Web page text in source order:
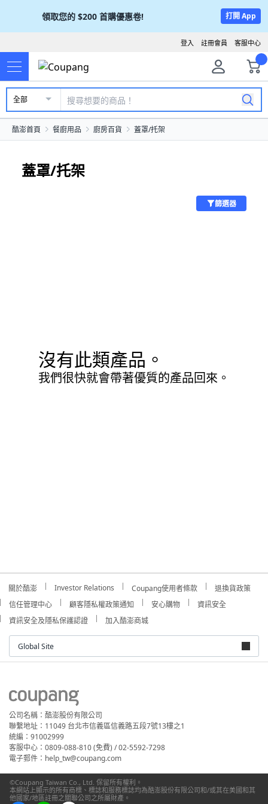
領取您的 $200 首購優惠卷! 打開 App
客服中心
註冊會員
登入
全部
酷澎首頁 餐廚用品 廚房百貨 蓋罩/托架
蓋罩/托架
篩選器
沒有此類產品。
我們很快就會帶著優質的產品回來。
關於酷澎 Investor Relations Coupang使用者條款
退換貨政策
信任管理中心
顧客隱私權政策通知 安心購物
資訊安全
資訊安全及隱私保護認證
加入酷澎商城
Global Site
公司名稱：酷澎股份有限公司
聯繫地址：11049 台北市信義區信義路五段7號13樓之1
統編：91002999
客服中心：0809-088-810 (免費) / 02-5592-7298
電子郵件：help_tw@coupang.com
©Coupang Taiwan Co., Ltd. 保留所有權利。
本網站上顯示的所有商標、標誌和服務標誌均為酷澎股份有限公司和/或其在美國和其
他國家/地區註冊之關聯公司之所屬財產。